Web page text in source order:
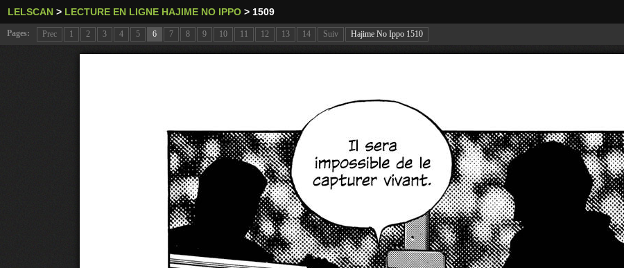
LELSCAN > LECTURE EN LIGNE HAJIME NO IPPO > 1509
Pages: Prec 1 2 3 4 5 6 7 8 9 10 11 12 13 14 Suiv Hajime No Ippo 1510